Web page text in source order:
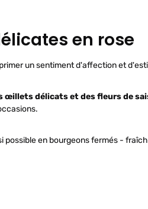
en rose
un sentiment d'affection et
œillets délicats et des fleurs de
possible en bourgeons fermés -